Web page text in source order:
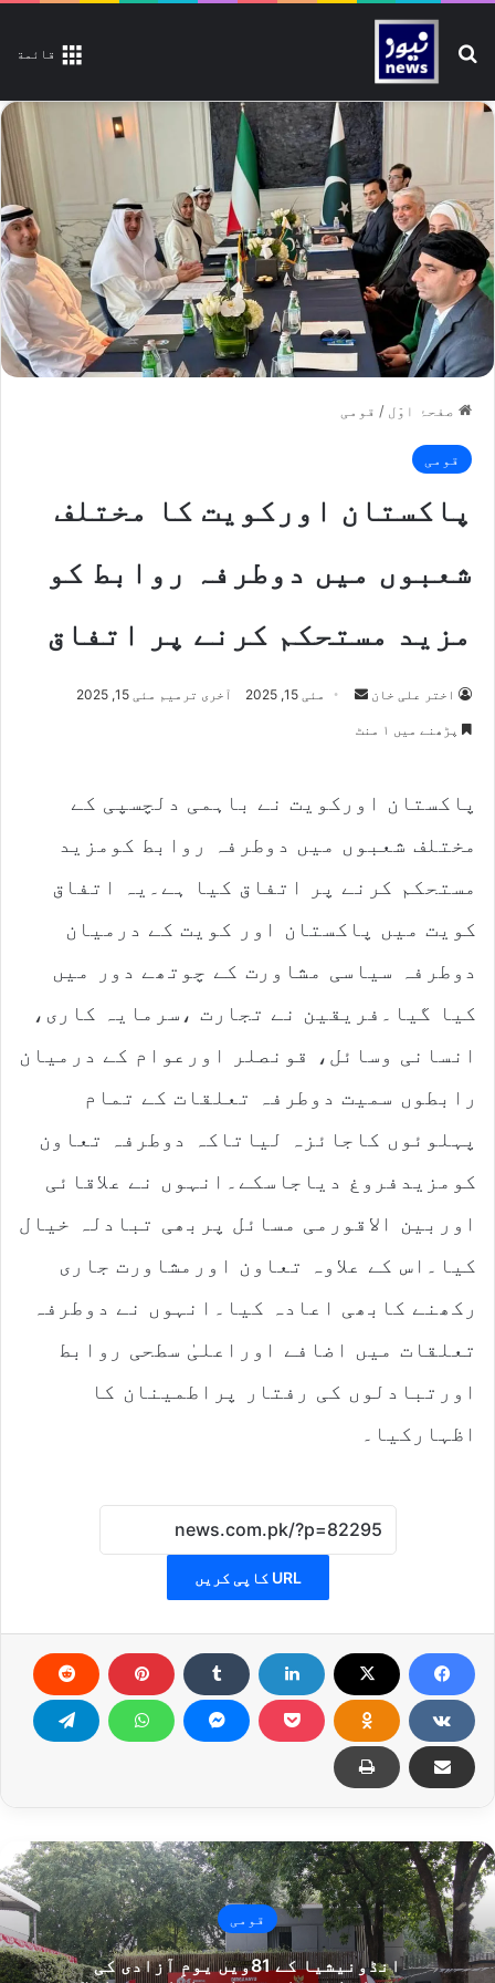
قائمة تلاش کیجیے
صفحۂ اوّل / قومی
قومی
پاکستان اورکویت کا مختلف
شعبوں میں دوطرفہ روابط کو
مزید مستحکم کرنے پر اتفاق
اختر علی خان
e
i
مئی 15, 2025 آخری ترمیم مئی 15, 2025
پڑھنے میں ۱ منٹ
پاکستان اورکویت نے باہمی دلچسپی کے
مختلف شعبوں میں دوطرفہ روابط کومزید
مستحکم کرنے پر اتفاق کیا ہے۔یہ اتفاق
کویت میں پاکستان اور کویت کے درمیان
دوطرفہ سیاسی مشاورت کے چوتھے دور میں
کیا گیا۔فریقین نے تجارت ،سرمایہ کاری،
انسانی وسائل، قونصلر اورعوام کے درمیان
رابطوں سمیت دوطرفہ تعلقات کے تمام
پہلوئوں کاجائزہ لیاتاکہ دوطرفہ تعاون
کومزیدفروغ دیاجاسکے۔انہوں نے علاقائی
اوربین الاقورمی مسائل پربھی تبادلہ خیال
کیا۔اس کے علاوہ تعاون اورمشاورت جاری
رکھنے کابھی اعادہ کیا۔انہوں نے دوطرفہ
تعلقات میں اضافے اوراعلیٰ سطحی روابط
اورتبادلوں کی رفتار پراطمینان کا
اظہارکیا۔
URL کاپی کریں
قومی
انڈونیشیا کے 81ویں یومِ آزادی کی